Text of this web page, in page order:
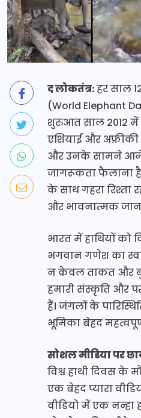
द लोकतंत्र:हर साल
(World Elephant
शुरुआत साल 2012 में
एशियाई और अफ्रीकी
और उनके सामने आने
जागरूकता फैलाना
के साथ गहरा रिश्ता
और भावनात्मक
भारत में हाथियों को
भगवान गणेश का
न केवल ताकत और
हमारी संस्कृति और
हैं। जंगलों के
भूमिका बेहद
सोशल मीडिया पर
विश्व हाथी दिवस के
एक बेहद प्यारा
वीडियो में एक नन्हा